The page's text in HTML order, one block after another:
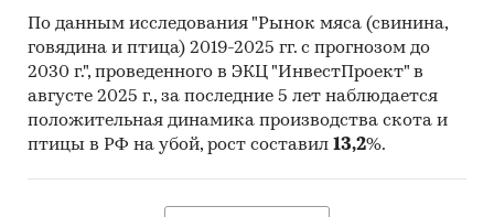
По данным исследования "Рынок мяса (свинина,
говядина и птица) 2019-2025 гг. с прогнозом до
2030 г.", проведенного в ЭКЦ "ИнвестПроект" в
августе 2025 г., за последние 5 лет наблюдается
положительная динамика производства скота и
птицы в РФ на убой, рост составил 13,2%.